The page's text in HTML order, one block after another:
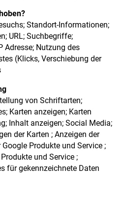
Standort-Informationen;
URL; Suchbegriffe;
Adresse; Nutzung des
(Klicks, Verschiebung der
von Schriftarten;
Karten anzeigen; Karten
Inhalt anzeigen; Social Media;
der Karten ; Anzeigen der
Produkte und Service ;
und Service ;
für gekennzeichnete Daten